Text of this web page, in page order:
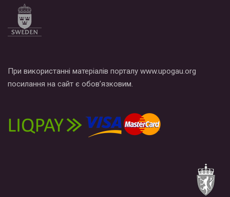
При використанні матеріалів порталу www.upogau.org
посилання на сайт є обов’язковим.